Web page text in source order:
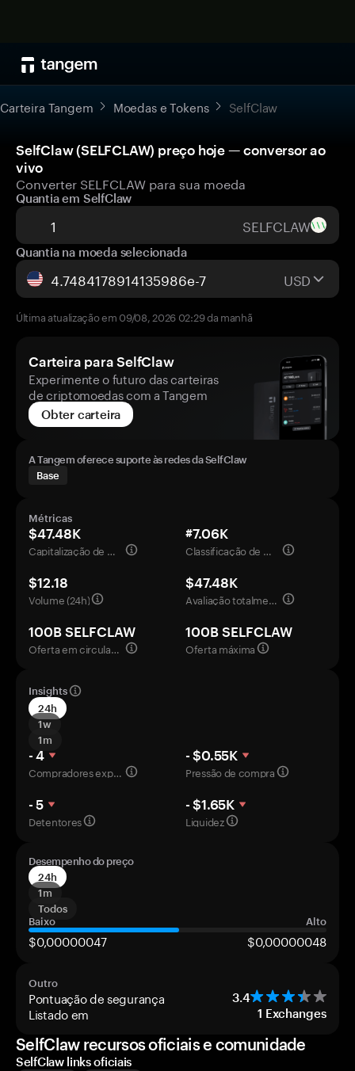
Carteira Tangem Moedas e Tokens SelfClaw
SelfClaw (SELFCLAW) preço hoje — conversor ao
vivo
Converter SELFCLAW para sua moeda
Quantia em SelfClaw
SELFCLAW
Quantia na moeda selecionada
USD
Última atualização em 09/08, 2026 02:29 da manhã
Carteira para SelfClaw
Experimente o futuro das carteiras
de criptomoedas com a Tangem
Obter carteira
A Tangem oferece suporte às redes da SelfClaw
Base
Métricas
$47.48K
Capitalização de mercado
#7.06K
Classificação de mercado
$12.18
Volume (24h)
$47.48K
Avaliação totalmente diluída
100B SELFCLAW
Oferta em circulação
100B SELFCLAW
Oferta máxima
Insights
24h
1w
1m
- 4
Compradores experientes
- $0.55K
Pressão de compra
- 5
Detentores
- $1.65K
Liquidez
Desempenho do preço
24h
1m
Todos
Baixo
Alto
$0,00000047 $0,00000048
Outro
Pontuação de segurança 3.4
Listado em 1 Exchanges
SelfClaw recursos oficiais e comunidade
SelfClaw links oficiais